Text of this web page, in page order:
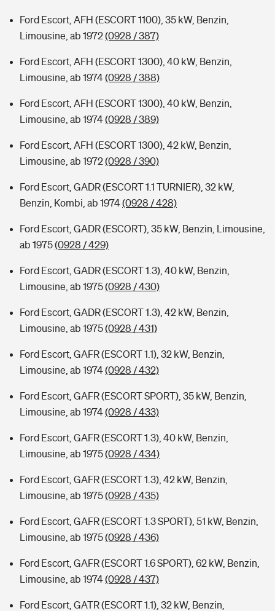
Ford Escort, AFH (ESCORT 1100), 35 kW, Benzin,
Limousine, ab 1972(0928 / 387)
Ford Escort, AFH (ESCORT 1300), 40 kW, Benzin,
Limousine, ab 1974(0928 / 388)
Ford Escort, AFH (ESCORT 1300), 40 kW, Benzin,
Limousine, ab 1974(0928 / 389)
Ford Escort, AFH (ESCORT 1300), 42 kW, Benzin,
Limousine, ab 1972(0928 / 390)
Ford Escort, GADR (ESCORT 1.1 TURNIER), 32 kW,
Benzin, Kombi, ab 1974(0928 / 428)
Ford Escort, GADR (ESCORT), 35 kW, Benzin, Limousine,
ab 1975(0928 / 429)
Ford Escort, GADR (ESCORT 1.3), 40 kW, Benzin,
Limousine, ab 1975(0928 / 430)
Ford Escort, GADR (ESCORT 1.3), 42 kW, Benzin,
Limousine, ab 1975(0928 / 431)
Ford Escort, GAFR (ESCORT 1.1), 32 kW, Benzin,
Limousine, ab 1974(0928 / 432)
Ford Escort, GAFR (ESCORT SPORT), 35 kW, Benzin,
Limousine, ab 1974(0928 / 433)
Ford Escort, GAFR (ESCORT 1.3), 40 kW, Benzin,
Limousine, ab 1975(0928 / 434)
Ford Escort, GAFR (ESCORT 1.3), 42 kW, Benzin,
Limousine, ab 1975(0928 / 435)
Ford Escort, GAFR (ESCORT 1.3 SPORT), 51 kW, Benzin,
Limousine, ab 1975(0928 / 436)
Ford Escort, GAFR (ESCORT 1.6 SPORT), 62 kW, Benzin,
Limousine, ab 1974(0928 / 437)
Ford Escort, GATR (ESCORT 1.1), 32 kW, Benzin,